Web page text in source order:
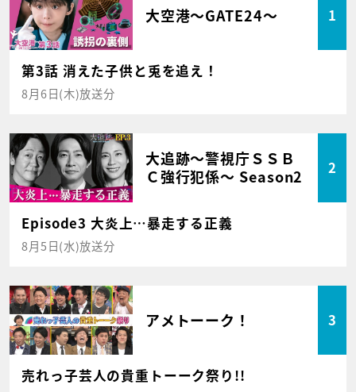
大空港～GATE24～ 1
第3話 消えた子供と兎を追え！
8月6日(木)放送分
大追跡～警視庁ＳＳＢ
Ｃ強行犯係～ Season2
2
Episode3 大炎上…暴走する正義
8月5日(水)放送分
アメトーーク！ 3
売れっ子芸人の貴重トーーク祭り!!